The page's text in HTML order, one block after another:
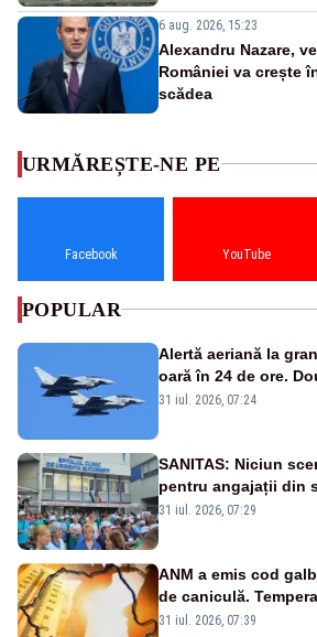
6 aug. 2026, 15:23
Alexandru Nazare,
României va crește
scădea
URMĂREȘTE-NE PE
Facebook YouTube
POPULAR
Alertă aeriană la
oară în 24 de ore.
Eurofighter britanice
31 iul. 2026, 07:24
SANITAS: Niciun
pentru angajații din
Legii salarizării
31 iul. 2026, 07:29
ANM a emis cod
de caniculă.
de grade, iar nopțile
31 iul. 2026, 07:39